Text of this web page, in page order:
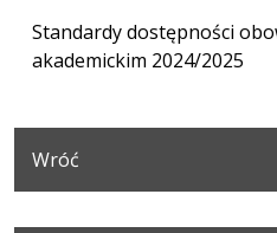
Standardy dostępności
akademickim 2024/2025
Wróć